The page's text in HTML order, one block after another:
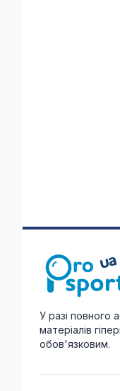
У разі повного
матеріалів
обов'язковим.